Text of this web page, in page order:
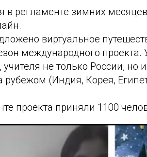
в регламенте зимних
виртуальное
международного проекта.
не только России, но
(Индия, Корея,
проекта приняли 1100